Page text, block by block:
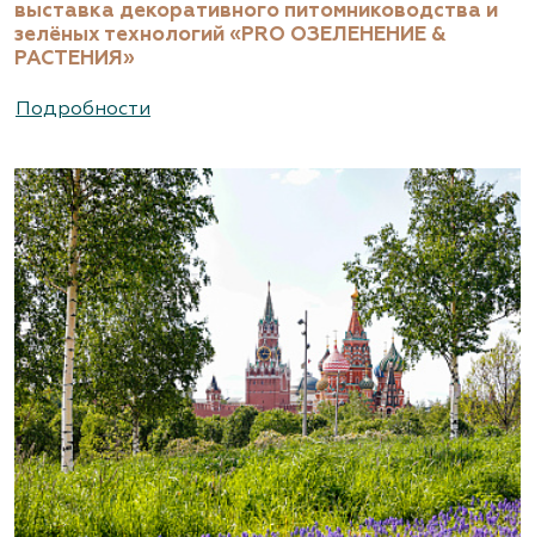
выставка декоративного питомниководства и
зелёных технологий «PRO ОЗЕЛЕНЕНИЕ &
РАСТЕНИЯ»
Подробности